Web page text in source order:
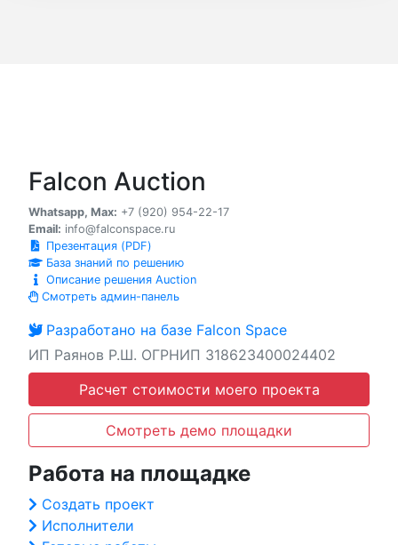
Falcon Auction
Whatsapp, Max: +7 (920) 954-22-17
Email: info@falconspace.ru
Презентация (PDF)
База знаний по решению
Описание решения Auction
Смотреть админ-панель
Разработано на базе Falcon Space
ИП Раянов Р.Ш. ОГРНИП 318623400024402
Расчет стоимости моего проекта
Смотреть демо площадки
Работа на площадке
Создать проект
Исполнители